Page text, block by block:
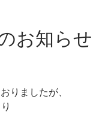
お知らせ
りましたが、